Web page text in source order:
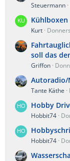
Steuermann
Kühlboxen
Kurt
soll das
Griffon
Autoradio/
Tante Käthe
Hobby
Hobbit74
Hobbit74